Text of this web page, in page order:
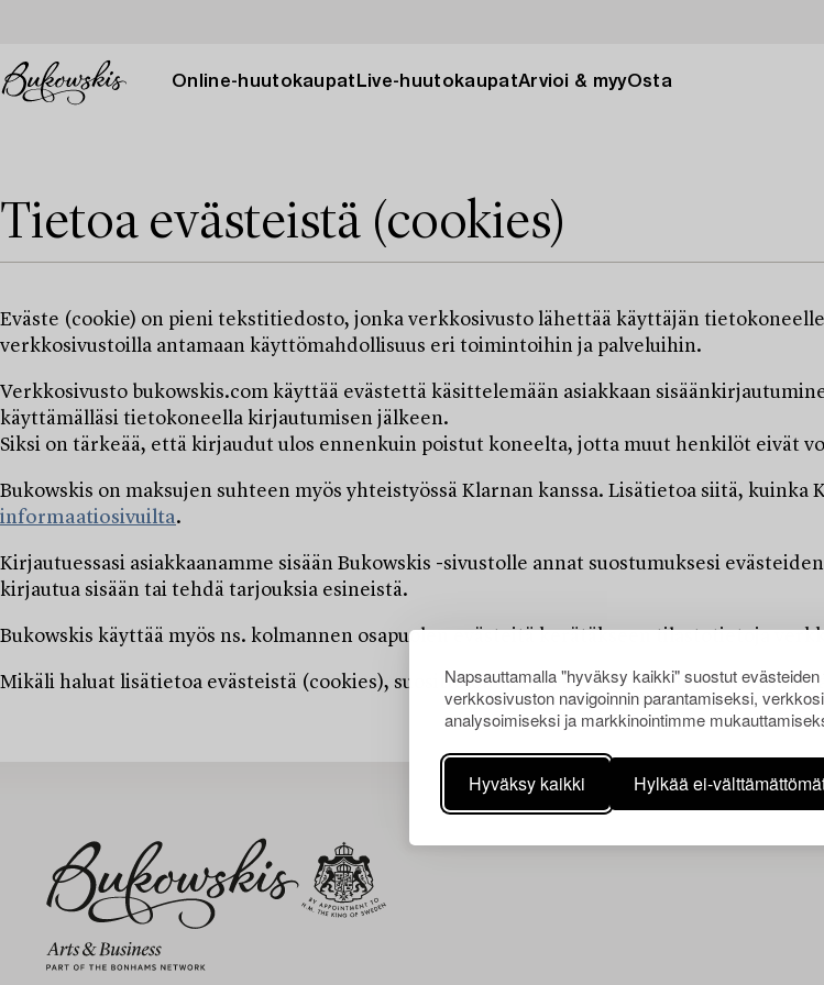
Napsauttamalla "hyväksy kaikki" suostut
verkkosivuston navigoinnin parantamiseksi,
analysoimiseksi ja markkinointimme
Hyväksy kaikki Hylkää ei-
Online-huutokaupat Live-huutokaupatArvioi & myyOsta
Tietoa evästeistä (cookies)
Eväste (cookie) on pieni tekstitiedosto, jonka verkkosivusto lähettää käyttäjän
verkkosivustoilla antamaan käyttömahdollisuus eri toimintoihin ja palveluihin.
Verkkosivusto bukowskis.com käyttää evästettä käsittelemään asiakkaan
käyttämälläsi tietokoneella kirjautumisen jälkeen.
Siksi on tärkeää, että kirjaudut ulos ennenkuin poistut koneelta, jotta muut henkilöt eivät
Bukowskis on maksujen suhteen myös yhteistyössä Klarnan kanssa. Lisätietoa siitä, kuinka
informaatiosivuilta.
Kirjautuessasi asiakkaanamme sisään Bukowskis -sivustolle annat suostumuksesi
kirjautua sisään tai tehdä tarjouksia esineistä.
Bukowskis käyttää myös ns. kolmannen osapuolen evästeitä kerätäkseen tilastotietoja
Mikäli haluat lisätietoa evästeistä (cookies), suosittelemme Viestintäviraston